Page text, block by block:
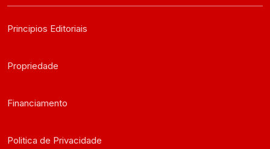
Principios Editoriais
Propriedade
Financiamento
Politica de Privacidade